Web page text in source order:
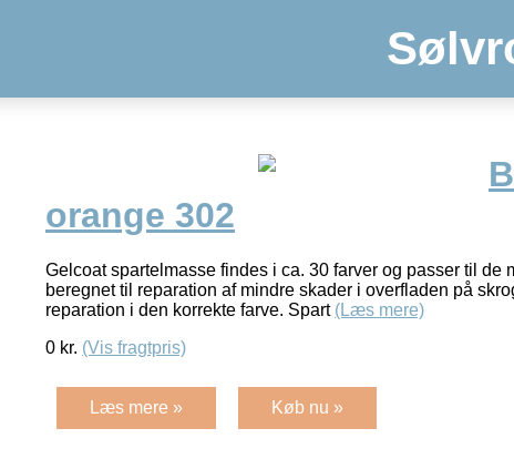
orange 302
Gelcoat spartelmasse findes i ca. 30 farver og passer til
beregnet til reparation af mindre skader i overfladen på
reparation i den korrekte farve. Spart (Læs mere)
0 kr. (Vis fragtpris)
Læs mere » Køb nu »